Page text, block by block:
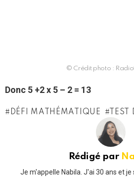
© Crédit photo :
Donc 5 +2 x 5 – 2 = 13
DÉFI MATHÉMATIQUE TEST
Rédigé par
Je m'appelle Nabila. J'ai 30 ans et